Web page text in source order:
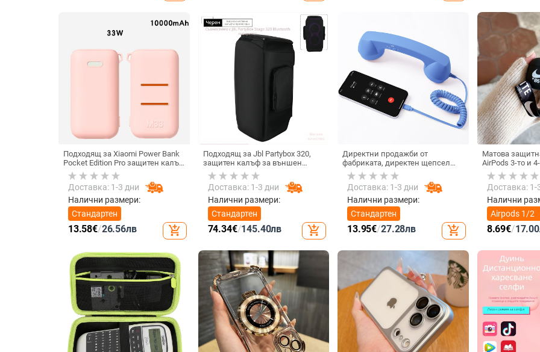
Подходящ за Xiaomi Power Bank
Pocket Edition Pro защитен калъф
33W силиконов 10000mA
неплъзгащ се защитен калъф за
Power Bank
Доставка: 1-3 дни
Налични размери:
Стандартен
13.58€/26.56лв add_shopping_cart
Подходящ за Jbl Partybox 320,
защитен калъф за външен
високоговорител, калъф за
количка Stage 320 Audio,
прахозащитно покритие.
Доставка: 1-3 дни
Налични размери:
Стандартен
74.34€/145.40лв add_shopping_cart
Директни продажби от
фабриката, директен щепсел
тип C, мобилен телефон, Douyin
Internet Celebrity, електрически
микрофон, слушалки с C порт,
кабелна слушалка
Доставка: 1-3 дни
Налични размери:
Стандартен
13.95€/27.28лв add_shopping_cart
Матова
AirPods 3-то и
Доставка: 1-
Налични
Airpods 1/2
поколение
8.69€/17.00